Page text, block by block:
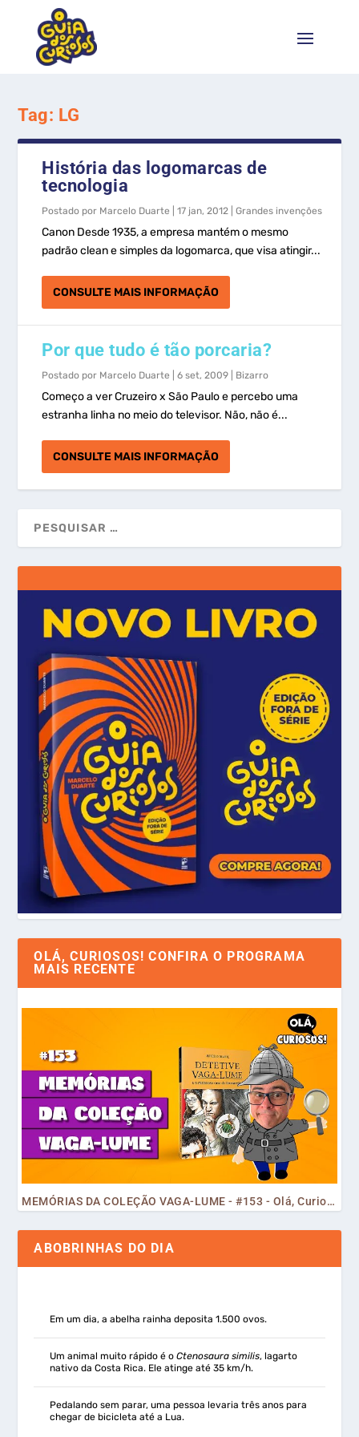
Tag: LG
História das logomarcas de
tecnologia
Postado por Marcelo Duarte |17 jan, 2012 |Grandes invenções
Canon Desde 1935, a empresa mantém o mesmo
padrão clean e simples da logomarca, que visa atingir...
CONSULTE MAIS INFORMAÇÃO
Por que tudo é tão porcaria?
Postado por Marcelo Duarte |6 set, 2009 Bizarro
Começo a ver Cruzeiro x São Paulo e percebo uma
estranha linha no meio do televisor. Não, não é...
CONSULTE MAIS INFORMAÇÃO
OLÁ, CURIOSOS! CONFIRA O PROGRAMA
MAIS RECENTE
MEMÓRIAS DA COLEÇÃO VAGA-LUME - #153 - Olá, Curiosos! 2023
ABOBRINHAS DO DIA
Em um dia, a abelha rainha deposita 1.500 ovos.
Um animal muito rápido é oCtenosaura similis, lagarto
nativo da Costa Rica. Ele atinge até 35 km/h.
Pedalando sem parar, uma pessoa levaria três anos para
chegar de bicicleta até a Lua.